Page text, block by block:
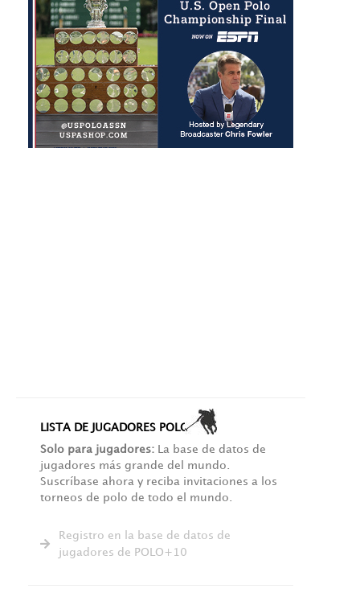
LISTA DE JUGADORES POLO+10
Solo para jugadores: La base de datos de
jugadores más grande del mundo.
Suscríbase ahora y reciba invitaciones a los
torneos de polo de todo el mundo.
Registro en la base de datos de
jugadores de POLO+10